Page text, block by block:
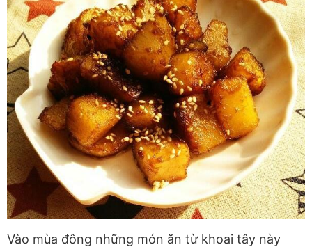
Vào mùa đông những món ăn từ khoai tây này